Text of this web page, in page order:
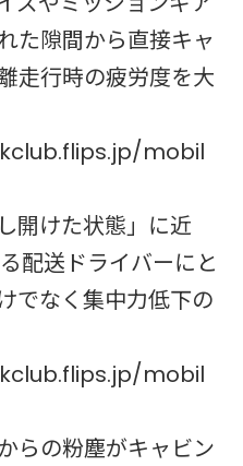
た隙間から直接キャ
走行時の疲労度を大
mobil
開けた状態」に近
配送ドライバーにと
でなく集中力低下の
mobil
らの粉塵がキャビン